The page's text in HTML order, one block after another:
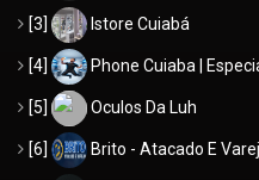
[3] Istore Cuiabá
[4] Phone Cuiaba |
[5] Oculos Da Luh
[6] Brito - Atacado E